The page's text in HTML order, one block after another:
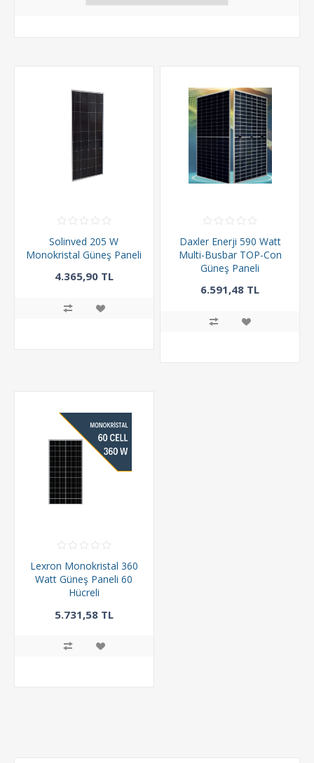
Solinved 205 W
Monokristal Güneş Paneli
4.365,90 TL
Daxler Enerji 590 Watt
Multi-Busbar TOP-Con
Güneş Paneli
6.591,48 TL
Lexron Monokristal 360
Watt Güneş Paneli 60
Hücreli
5.731,58 TL